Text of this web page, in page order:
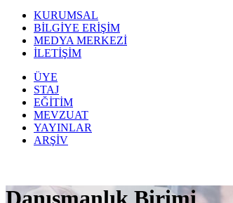
KURUMSAL
BİLGİYE ERİŞİM
MEDYA MERKEZİ
İLETİŞİM
ÜYE
STAJ
EĞİTİM
MEVZUAT
YAYINLAR
ARŞİV